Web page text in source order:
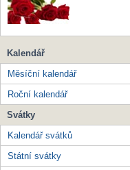
Kalendář
Měsíční kalendář
Roční kalendář
Svátky
Kalendář svátků
Státní svátky